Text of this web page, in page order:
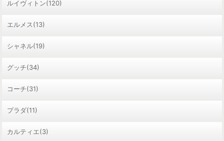
ルイヴィトン(120)
エルメス(13)
シャネル(19)
グッチ(34)
コーチ(31)
プラダ(11)
カルティエ(3)